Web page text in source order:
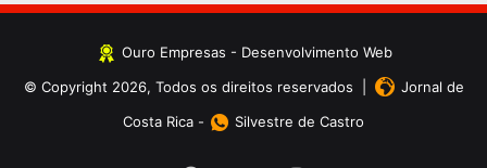
Ouro Empresas - Desenvolvimento Web
© Copyright 2026, Todos os direitos reservados |
Jornal de
Costa Rica - Silvestre de Castro